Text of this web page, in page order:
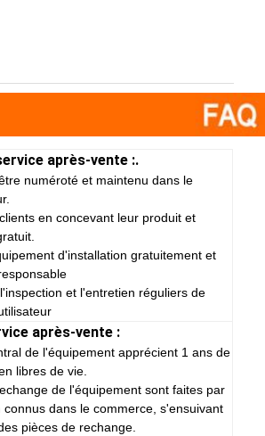
après-vente :.
numéroté et maintenu dans le
en concevant leur produit et
d'installation gratuitement et
et l'entretien réguliers de
après-vente :
de l'équipement apprécient 1 ans de
libres de vie.
de l'équipement sont faites par
connus dans le commerce, s'ensuivant
pièces de rechange.